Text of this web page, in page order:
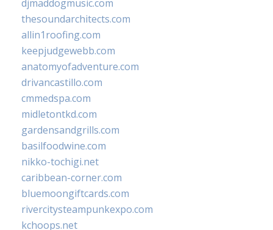
djmaddogmusic.com
thesoundarchitects.com
allin1roofing.com
keepjudgewebb.com
anatomyofadventure.com
drivancastillo.com
cmmedspa.com
midletontkd.com
gardensandgrills.com
basilfoodwine.com
nikko-tochigi.net
caribbean-corner.com
bluemoongiftcards.com
rivercitysteampunkexpo.com
kchoops.net